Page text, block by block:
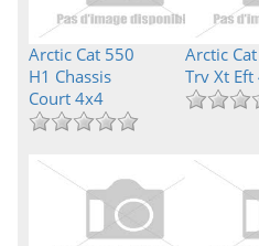
Arctic Cat 550
H1 Chassis
Court 4x4
Arctic
Trv Xt